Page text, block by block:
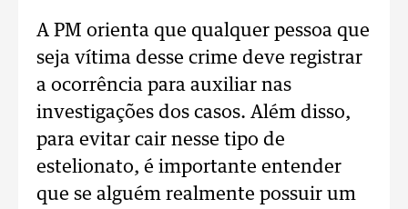
A PM orienta que qualquer pessoa que
seja vítima desse crime deve registrar
a ocorrência para auxiliar nas
investigações dos casos. Além disso,
para evitar cair nesse tipo de
estelionato, é importante entender
que se alguém realmente possuir um